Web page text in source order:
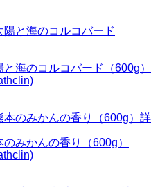
海のコルコバード（600g）
詳
みかんの香り（600g）